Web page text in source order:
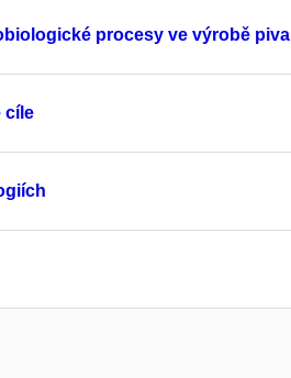
procesy ve výrobě piva
cíle